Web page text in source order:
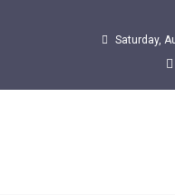
Saturday,